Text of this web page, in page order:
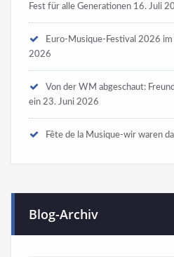
Fest für alle Generationen 16. Juli
Euro-Musique-Festival 2026 im
2026
Von der WM abgeschaut:
ein 23. Juni 2026
Fête de la Musique-wir waren
Blog-Archiv